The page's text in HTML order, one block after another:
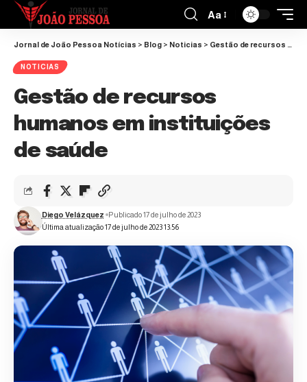
Aa
Jornal de João Pessoa Notícias > Blog > Noticias > Gestão de recursos humanos em instituições de saúde
NOTICIAS
Gestão de recursos
humanos em instituições
de saúde
Última atualização 17 de julho de 2023 13:56
Diego Velázquez Publicado 17 de julho de 2023